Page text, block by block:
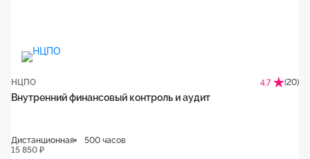
НЦПО 4.7 (20)
Внутренний финансовый контроль и аудит
Дистанционная
500 часов
15 850 ₽